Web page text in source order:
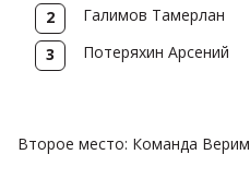
Галимов Тамерлан
Потеряхин Арсений
Второе место: Команда Верим